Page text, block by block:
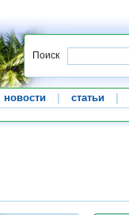
Поиск
новости статьи